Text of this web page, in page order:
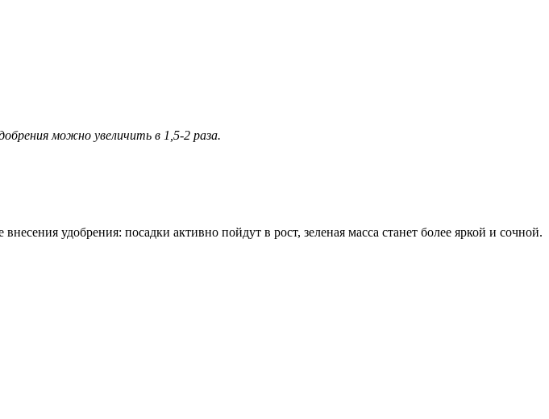
можно увеличить в 1,5-2 раза.
удобрения: посадки активно пойдут в рост, зеленая масса станет более яркой и сочной.